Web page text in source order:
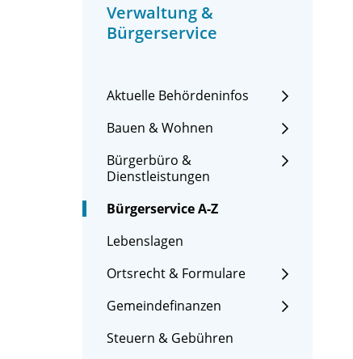
Verwaltung &
Bürgerservice
Aktuelle Behördeninfos
Bauen & Wohnen
Bürgerbüro &
Dienstleistungen
Bürgerservice A-Z
Lebenslagen
Ortsrecht & Formulare
Gemeindefinanzen
Steuern & Gebühren